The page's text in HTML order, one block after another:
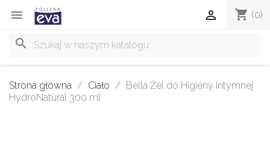
 shopping_cart (0)

search
Strona główna Ciało
Bella Żel do Higieny intymnej
HydroNatural 300 ml